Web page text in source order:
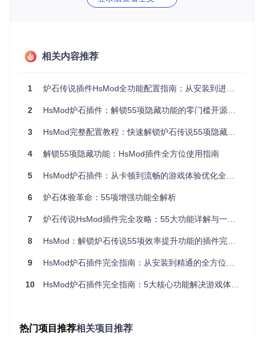
部署编译结果：将生成的HsMod.dll
文件复制到炉石传说
效果验证：启动游戏后，在主界面右下角会显示HsMod版本信
多平台配置差异处理
适用场景：不同操作系统用户需要针对性配置插件环境。
Windows系统配置：
下载BepInEx_x86并解压到炉石根目录
复制HsMod/UnstrippedCorlib下所有DLL文件到上述目
修改doorstop_config.ini文件：dllSearchPathOverr
修改启动脚本文件中的路径配置
应位置
⚡ 游戏性能优化设置
相关内容推荐
1 炉石传说插件HsMod全功能配置指南：从安装到进阶优化
2 HsMod炉石插件：解锁55项隐藏功能的零门槛开源工具全攻略
3 HsMod完整配置教程：快速解锁炉石传说55项隐藏功能
4 解锁55项隐藏功能：HsMod插件全方位使用指南
5 HsMod炉石插件：从卡顿到流畅的游戏体验优化全方案
6 炉石体验革命：55项增强功能全解析
7 炉石传说HsMod插件完全攻略：55大功能详解与一键安装手册
8 HsMod：解锁炉石传说55项效率提升功能的插件完全指南
9 HsMod炉石插件完全指南：从安装到精通的全方位解决方案
10 HsMod炉石插件完全指南：5大核心功能解决游戏体验痛点
热门项目推荐相关项目推荐